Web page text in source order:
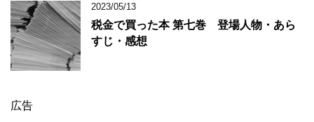
2023/05/13
税金で買った本 第七巻 登場人物・あら
すじ・感想
広告